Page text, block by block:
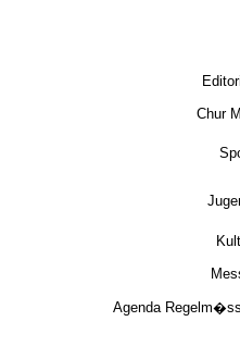
Chur
Agenda